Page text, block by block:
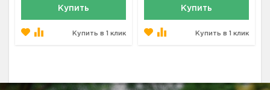
Купить
Купить в 1 клик
Купить
Купить в 1 клик